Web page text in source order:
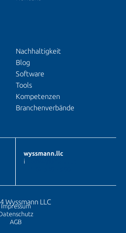
Nachhaltigkeit
Blog
Software
Tools
Kompetenzen
Branchenverbände
wyssmann.llc
i
Wyssmann LLC
Impressum
AGB